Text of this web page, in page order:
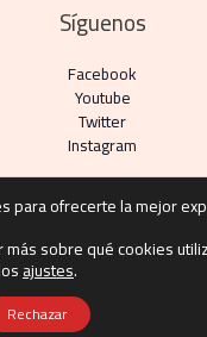
Síguenos
Facebook
Youtube
Twitter
Instagram
© Todos los derechos
noticiasdefranquicias.es
-Política de cookies
para ofrecerte la mejor
sobre qué cookies
ajustes.
Rechazar